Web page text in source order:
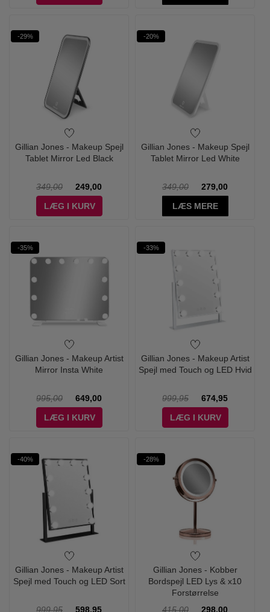
-29%
Gillian Jones - Makeup Spejl
Tablet Mirror Led Black
349,00
249,00
LÆG I KURV
-20%
Gillian Jones - Makeup Spejl
Tablet Mirror Led White
349,00
279,00
LÆS MERE
-35%
Gillian Jones - Makeup Artist
Mirror Insta White
995,00
649,00
LÆG I KURV
-33%
Gillian Jones - Makeup Artist
Spejl med Touch og LED Hvid
999,95
674,95
LÆG I KURV
-40%
Gillian Jones - Makeup Artist
Spejl med Touch og LED Sort
999,95 598,95
-28%
Gillian Jones - Kobber
Bordspejl LED Lys & x10
Forstørrelse
415,00
298,00